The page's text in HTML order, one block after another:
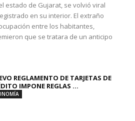
estado de Gujarat, se volvió viral
en su interior. El extraño
entre los habitantes,
que se tratara de un anticipo
REGLAMENTO DE TARJETAS DE
IMPONE REGLAS ...